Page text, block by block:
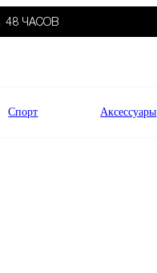
48 ЧАСОВ
Спорт Аксессуары